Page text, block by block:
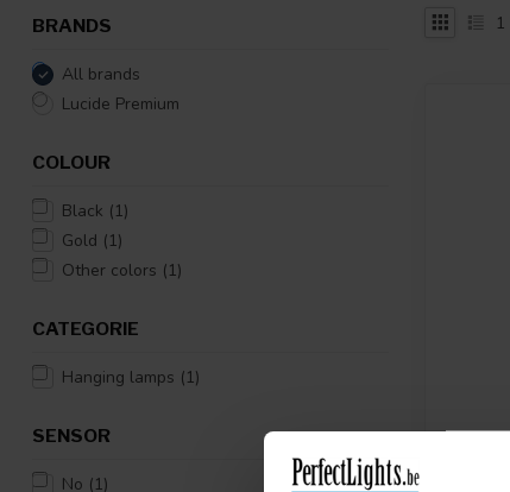
BRANDS
All brands
Lucide Premium
COLOUR
Black (1)
Gold (1)
Other colors (1)
CATEGORIE
Hanging lamps (1)
SENSOR
No (1)
1